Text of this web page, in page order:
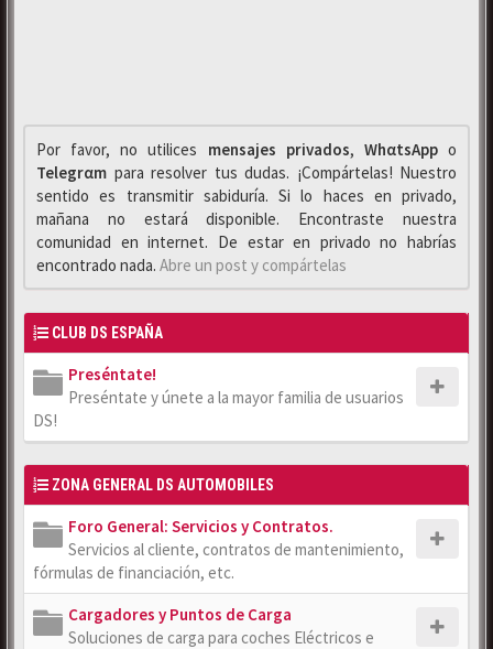
Por favor, no utilices mensajes privados, WhαtsAppo
Telegrαm para resolver tus dudas. ¡Compártelas! Nuestro
sentido es transmitir sabiduría. Si lo haces en privado,
mañana no estará disponible. Encontraste nuestra
comunidad en internet. De estar en privado no habrías
encontrado nada. Abre un post y compártelas
CLUB DS ESPAÑA
Preséntate!
Preséntate y únete a la mayor familia de usuarios
DS!
ZONA GENERAL DS AUTOMOBILES
Foro General: Servicios y Contratos.
Servicios al cliente, contratos de mantenimiento,
fórmulas de financiación, etc.
Cargadores y Puntos de Carga
Soluciones de carga para coches Eléctricos e